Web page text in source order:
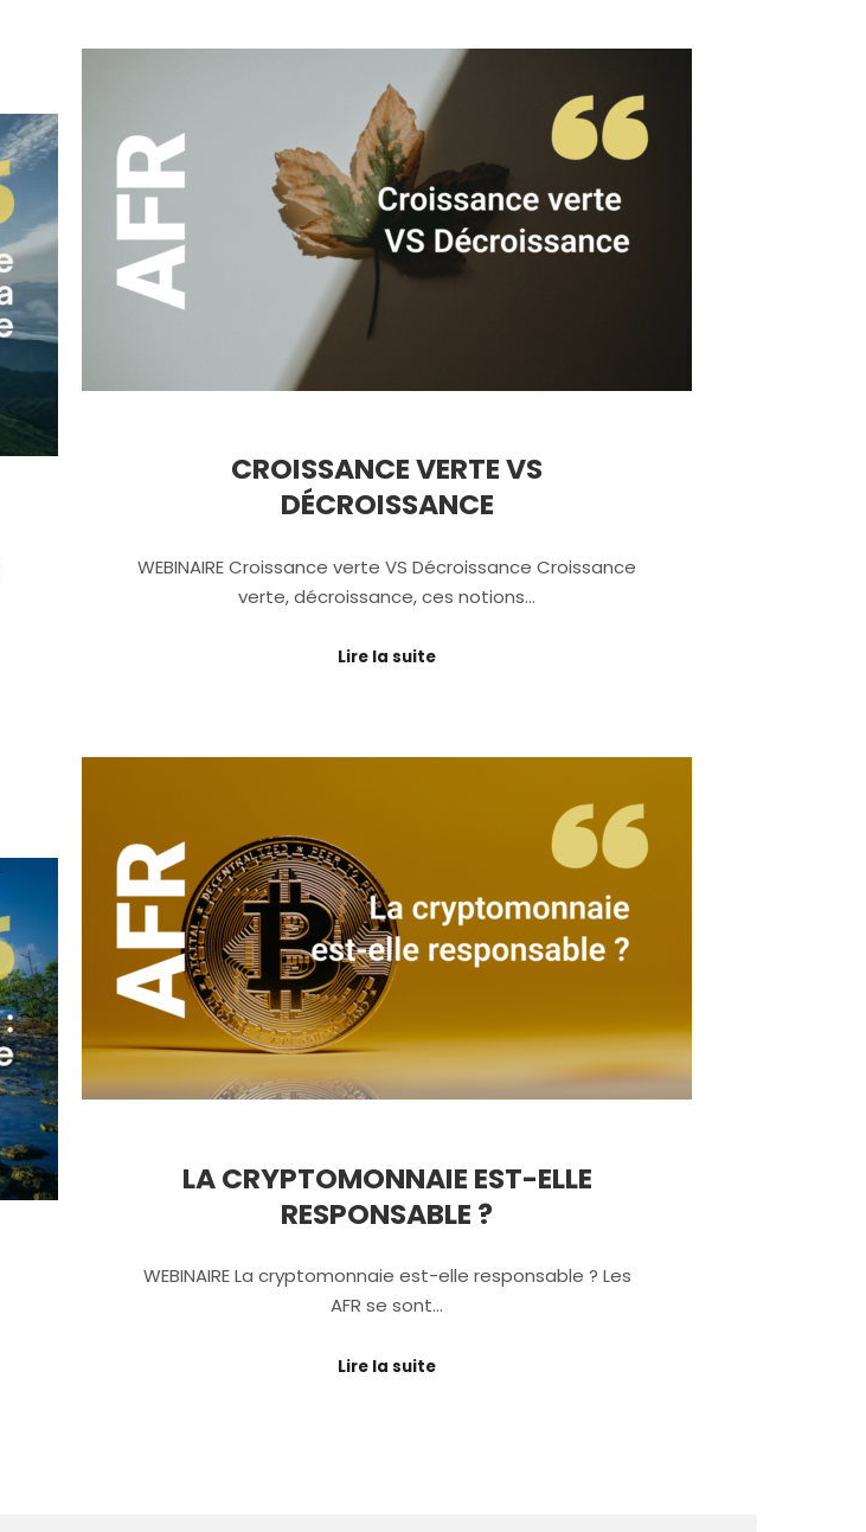
CROISSANCE VERTE VS
DÉCROISSANCE
WEBINAIRE Croissance verte VS Décroissance Croissance
verte, décroissance, ces notions…
Lire la suite
LA CRYPTOMONNAIE EST-ELLE
RESPONSABLE ?
WEBINAIRE La cryptomonnaie est-elle responsable ? Les
AFR se sont…
Lire la suite